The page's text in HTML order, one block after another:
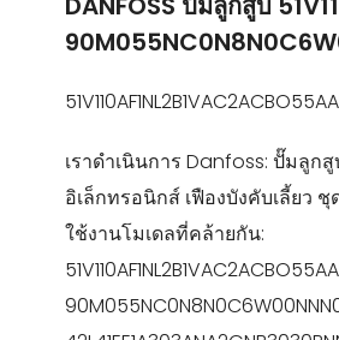
เราดำเนินการ Danfoss: ปั๊มลู
อิเล็กทรอนิกส์ เฟืองบังคับเลี้ยว
ใช้งานโมเดลที่คล้ายกัน: